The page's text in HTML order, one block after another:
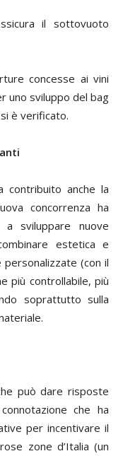
il sottovuoto
concesse ai vini
uno sviluppo del bag
è verificato.
contribuito anche la
concorrenza ha
sviluppare nuove
estetica e
personalizzate (con il
più controllabile, più
soprattutto sulla
può dare risposte
che ha
per incentivare il
zone d’Italia (un